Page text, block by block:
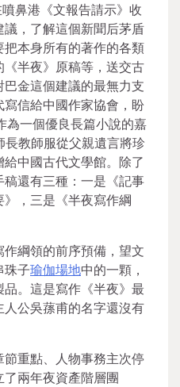
鼻港《文報告請示》收
，了解這個新聞后茅盾
本身所有的著作的各類
半夜》原稿等，送交古
金這個建議的最無力支
信給中國作家協會，盼
為一個優良長篇小說的嘉
長教師服從父親遺言將珍
中國古代文學館。除了
還有三種：一是《記事
，三是《半夜寫作綱
作綱領的前序預備，望文
珠子瑜伽場地中的一顆，
。這是寫作《半夜》最
公吳蓀甫的名字還沒有
節重點、人物事務主次停
兩年夜資產階層團